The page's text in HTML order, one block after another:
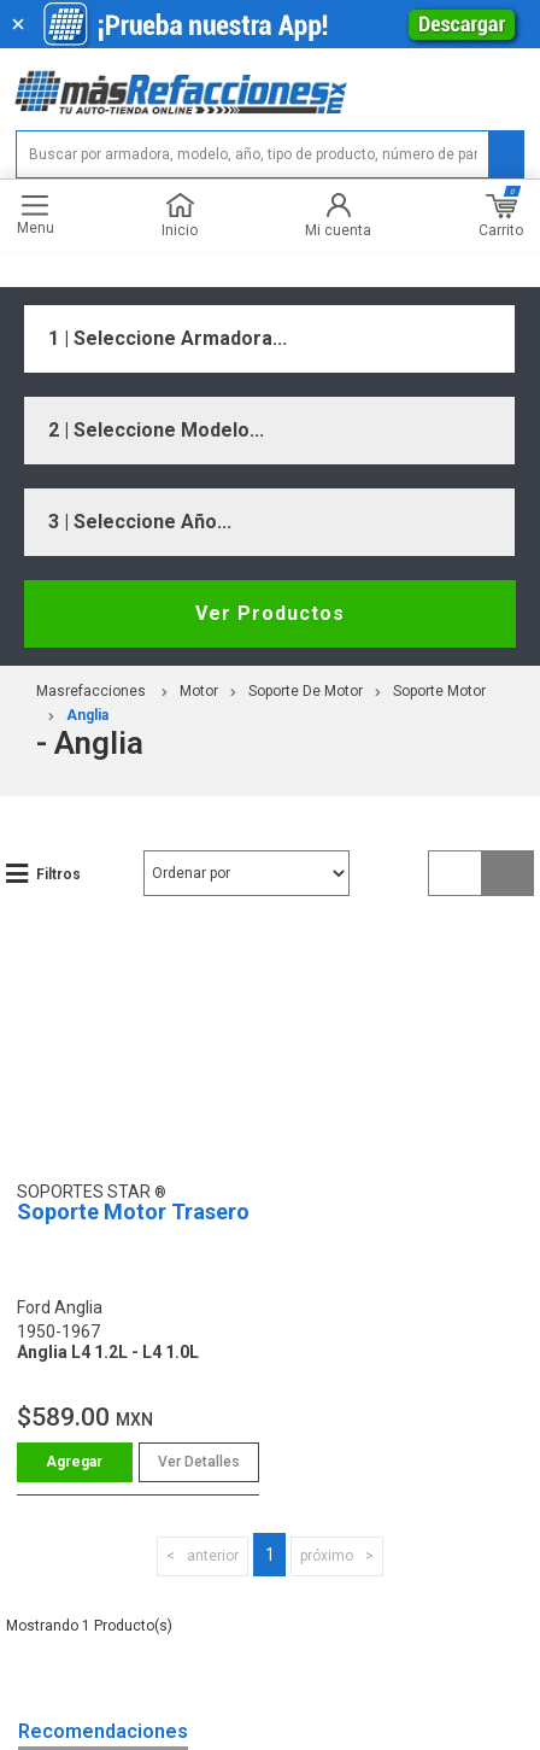
Menu Inicio Mi cuenta Carrito
0
1 | Seleccione Armadora...
2 | Seleccione Modelo...
3 | Seleccione Año...
Ver Productos
Masrefacciones Motor Soporte De Motor
Soporte Motor
Anglia
- Anglia
Filtros
SOPORTES STAR
Soporte Motor Trasero
Ford Anglia
1950-1967
Anglia L4 1.2L - L4 1.0L
$589.00 MXN
Ver Detalles
anterior 1 próximo
1
Recomendaciones